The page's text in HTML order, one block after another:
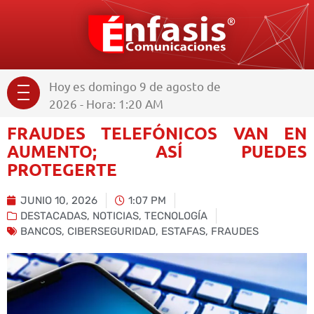
Hoy es domingo 9 de agosto de
2026 - Hora: 1:20 AM
FRAUDES TELEFÓNICOS VAN EN
AUMENTO; ASÍ PUEDES
PROTEGERTE
JUNIO 10, 2026
1:07 PM
DESTACADAS, NOTICIAS, TECNOLOGÍA
BANCOS, CIBERSEGURIDAD, ESTAFAS, FRAUDES